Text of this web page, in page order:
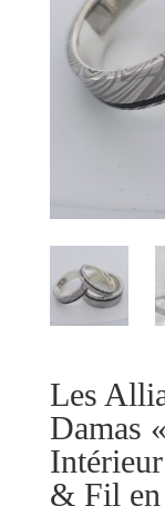
Les
Damas
& Fil en